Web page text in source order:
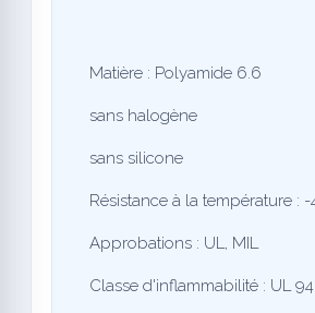
Matière : Polyamide 6.6
sans halogène
sans silicone
Résistance à la température : -
Approbations : UL, MIL
Classe d'inflammabilité : UL 94